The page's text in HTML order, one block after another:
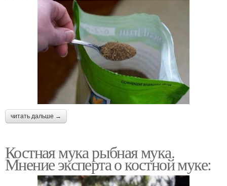
читать дальше →
Костная мука рыбная мука.
Мнение эксперта о костной муке: